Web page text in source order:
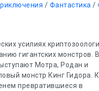
/ Фантастика /
усилиях
гигантских монстров.
Мотра, Родан и
монстр Кинг Гидора.
превратившиеся в